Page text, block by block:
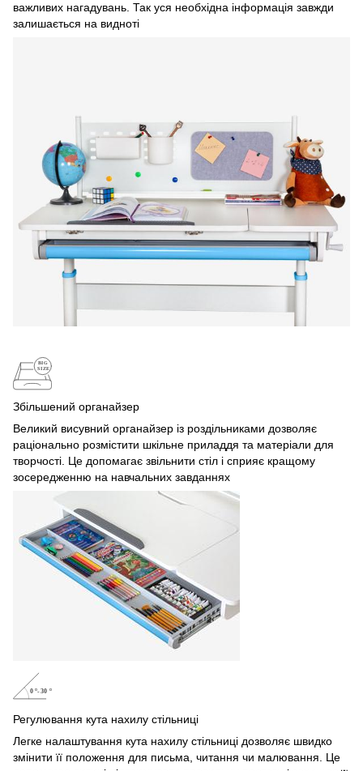
важливих нагадувань. Так уся необхідна інформація завжди
залишається на видноті
Збільшений органайзер
Великий висувний органайзер із роздільниками дозволяє
раціонально розмістити шкільне приладдя та матеріали для
творчості. Це допомагає звільнити стіл і сприяє кращому
зосередженню на навчальних завданнях
Регулювання кута нахилу стільниці
Легке налаштування кута нахилу стільниці дозволяє швидко
змінити її положення для письма, читання чи малювання. Це